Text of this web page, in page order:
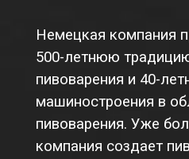
Немецкая компания
500-летнюю
пивоварения и 40-
машиностроения в
пивоварения. Уже
компания создает